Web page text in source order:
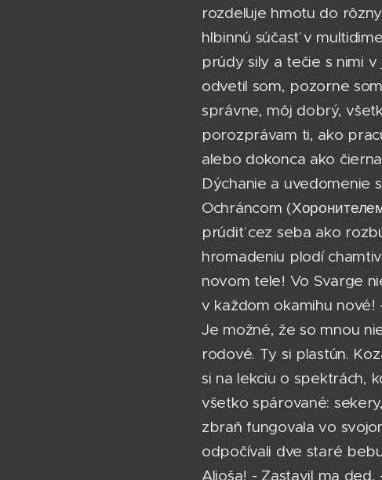
rozdeľuje hmotu do
hlbinnú súčasť v
prúdy sily a tečie s nimi
odvetil som, pozorne
správne, môj dobrý,
porozprávam ti, ako
alebo dokonca ako
Dýchanie a uvedomenie
Ochráncom
prúdiť cez seba ako
hromadeniu plodí
novom tele! Vo Svarge
v každom okamihu
Je možné, že so mnou
rodové. Ty si plastún.
si na lekciu o spektrách,
všetko spárované:
zbraň fungovala vo
odpočívali dve staré
Aljoša! - Zastavil ma